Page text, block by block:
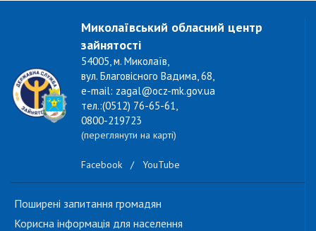
Миколаївський обласний центр
зайнятості
54005, м. Миколаїв,
вул. Благовісного Вадима, 68,
e-mail: zagal@ocz-mk.gov.ua
тел.:(0512) 76-65-61,
0800-219723
(переглянути на карті)
Facebook / YouTube
Поширені запитання громадян
Корисна інформація для населення